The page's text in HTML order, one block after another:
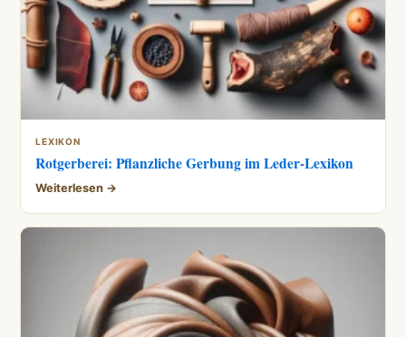
LEXIKON
Rotgerberei: Pflanzliche Gerbung im Leder-Lexikon
Weiterlesen →